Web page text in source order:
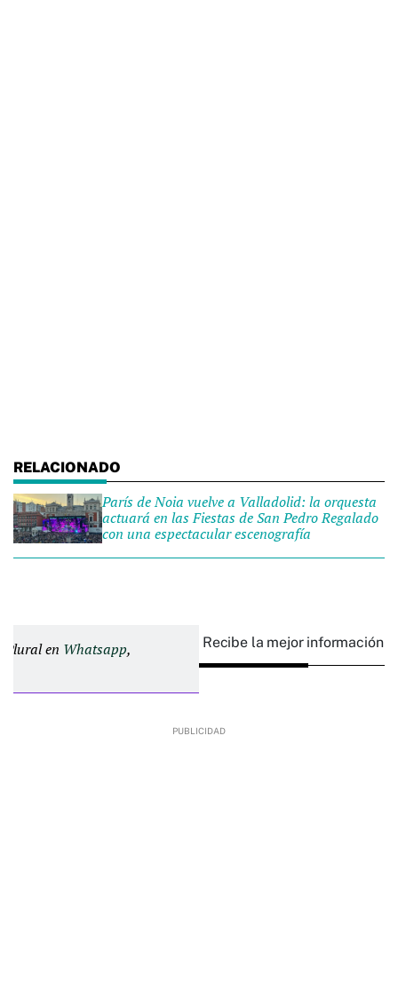
París de Noia vuelve a Valladolid: la orquesta
actuará en las Fiestas de San Pedro Regalado
con una espectacular escenografía
Plural en Whatsapp, Recibe la mejor información